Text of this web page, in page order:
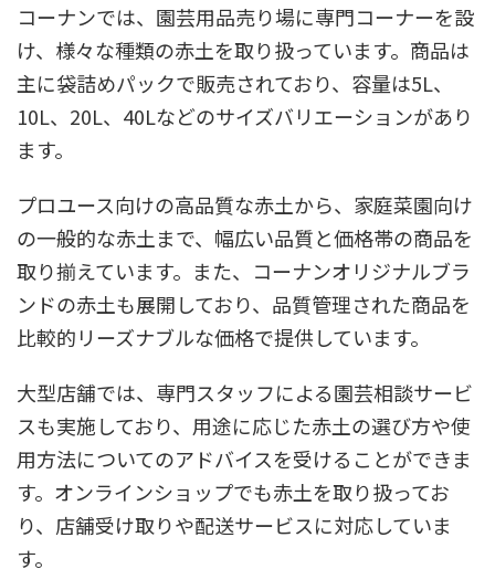
コーナンでは、園芸用品売り場に専門コーナーを設
け、様々な種類の赤土を取り扱っています。商品は
主に袋詰めパックで販売されており、容量は5L、
10L、20L、40Lなどのサイズバリエーションがあり
ます。
プロユース向けの高品質な赤土から、家庭菜園向け
の一般的な赤土まで、幅広い品質と価格帯の商品を
取り揃えています。また、コーナンオリジナルブラ
ンドの赤土も展開しており、品質管理された商品を
比較的リーズナブルな価格で提供しています。
大型店舗では、専門スタッフによる園芸相談サービ
スも実施しており、用途に応じた赤土の選び方や使
用方法についてのアドバイスを受けることができま
す。オンラインショップでも赤土を取り扱ってお
り、店舗受け取りや配送サービスに対応していま
す。